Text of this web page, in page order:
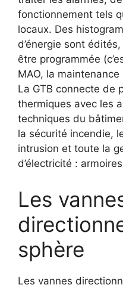
fonctionnement tels
locaux. Des
d’énergie sont
être programmée
MAO, la
La GTB connecte de
thermiques avec les
techniques du
la sécurité incendie,
intrusion et toute la
d’électricité :
Les
sphère
Les vannes